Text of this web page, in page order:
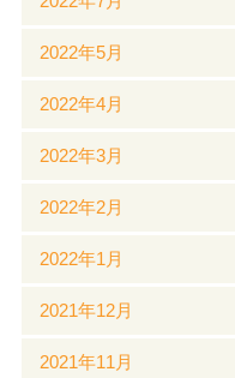
2022年5月
2022年4月
2022年3月
2022年2月
2022年1月
2021年12月
2021年11月